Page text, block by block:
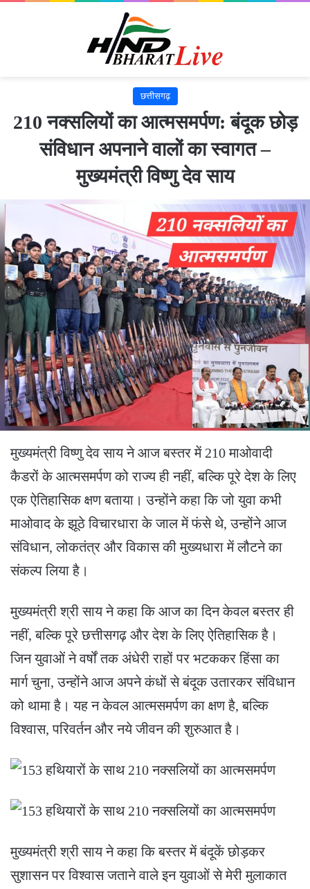
छत्तीसगढ़
210 नक्सलियों का आत्मसमर्पण: बंदूक छोड़
संविधान अपनाने वालों का स्वागत –
मुख्यमंत्री विष्णु देव साय
मुख्यमंत्री विष्णु देव साय ने आज बस्तर में 210 माओवादी
कैडरों के आत्मसमर्पण को राज्य ही नहीं, बल्कि पूरे देश के लिए
एक ऐतिहासिक क्षण बताया। उन्होंने कहा कि जो युवा कभी
माओवाद के झूठे विचारधारा के जाल में फंसे थे, उन्होंने आज
संविधान, लोकतंत्र और विकास की मुख्यधारा में लौटने का
संकल्प लिया है।
मुख्यमंत्री श्री साय ने कहा कि आज का दिन केवल बस्तर ही
नहीं, बल्कि पूरे छत्तीसगढ़ और देश के लिए ऐतिहासिक है।
जिन युवाओं ने वर्षों तक अंधेरी राहों पर भटककर हिंसा का
मार्ग चुना, उन्होंने आज अपने कंधों से बंदूक उतारकर संविधान
को थामा है। यह न केवल आत्मसमर्पण का क्षण है, बल्कि
विश्वास, परिवर्तन और नये जीवन की शुरुआत है।
मुख्यमंत्री श्री साय ने कहा कि बस्तर में बंदूकें छोड़कर
सुशासन पर विश्वास जताने वाले इन युवाओं से मेरी मुलाकात